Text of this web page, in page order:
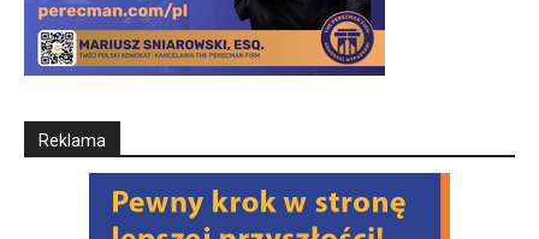
Reklama